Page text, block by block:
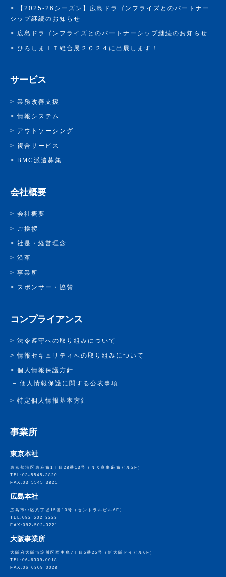
【2025-26シーズン】広島ドラゴンフライズとのパートナー
シップ継続のお知らせ
広島ドラゴンフライズとのパートナーシップ継続のお知らせ
ひろしまＩＴ総合展２０２４に出展します！
サービス
業務改善支援
情報システム
アウトソーシング
複合サービス
BMC派遣募集
会社概要
会社概要
ご挨拶
社是・経営理念
沿革
事業所
スポンサー・協賛
コンプライアンス
法令遵守への取り組みについて
情報セキュリティへの取り組みについて
個人情報保護方針
個人情報保護に関する公表事項
特定個人情報基本方針
事業所
東京本社
東京都港区東麻布1丁目28番13号
（ＮＸ商事麻布ビル2F）
TEL:03-5545-3820
FAX:03-5545-3821
広島本社
広島市中区八丁堀15番10号
（セントラルビル6F）
TEL:082-502-3223
FAX:082-502-3221
大阪事業所
大阪府大阪市淀川区西中島7丁目5番25号
（新大阪ドイビル6F）
TEL:06-6309-0018
FAX:06-6309-0028